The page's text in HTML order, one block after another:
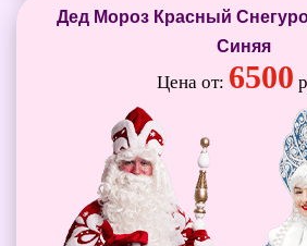
Дед Мороз Красный
Синяя
Цена от: 6500